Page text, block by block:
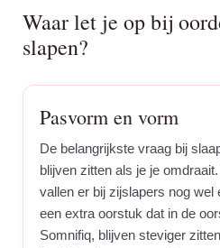
Waar let je op bij
slapen?
Pasvorm en vorm
De belangrijkste vraag bij
blijven zitten als je je
vallen er bij zijslapers nog wel
een extra oorstuk dat in de
Somnifiq, blijven steviger